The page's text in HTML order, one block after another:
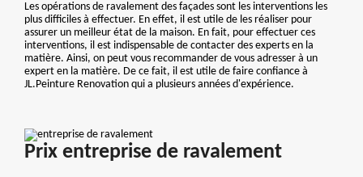
Les opérations de ravalement des façades sont les interventions les
plus difficiles à effectuer. En effet, il est utile de les réaliser pour
assurer un meilleur état de la maison. En fait, pour effectuer ces
interventions, il est indispensable de contacter des experts en la
matière. Ainsi, on peut vous recommander de vous adresser à un
expert en la matière. De ce fait, il est utile de faire confiance à
JL.Peinture Renovation qui a plusieurs années d'expérience.
Prix entreprise de ravalement